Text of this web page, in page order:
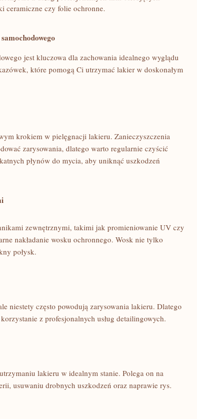
ceramiczne czy folie ochronne.
‌jest ⁣kluczowa dla zachowania idealnego wyglądu
które⁤ pomogą Ci utrzymać lakier w doskonałym
krokiem w pielęgnacji lakieru. Zanieczyszczenia
zarysowania, dlatego warto regularnie czyścić
płynów do mycia, aby uniknąć uszkodzeń
zewnętrznymi, takimi jak promieniowanie‌ UV czy
nakładanie wosku ochronnego. Wosk nie tylko
połysk.
niestety często powodują zarysowania lakieru. Dlatego
z profesjonalnych usług ‌detailingowych.
lakieru w idealnym stanie. Polega ‍on na⁤
usuwaniu drobnych uszkodzeń oraz naprawie rys.